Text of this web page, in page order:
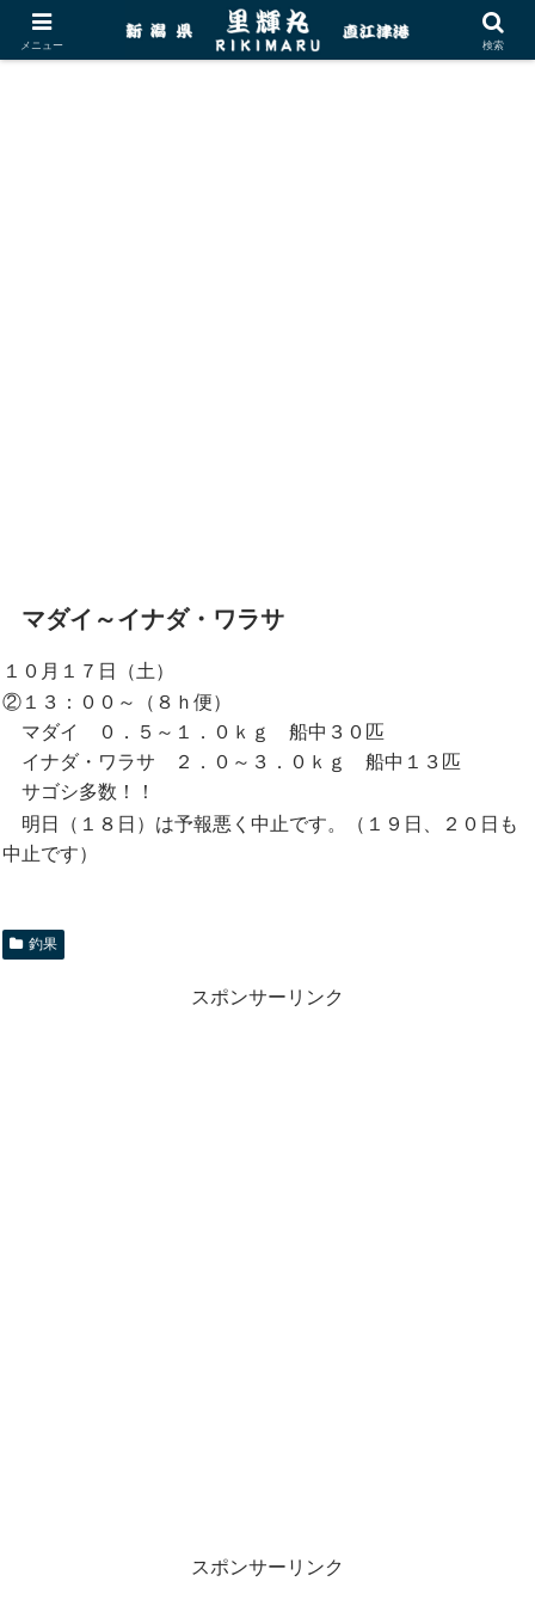
マダイ～イナダ・ワラサ
１０月１７日（土）
②１３：００～（８ｈ便）
マダイ ０．５～１．０ｋｇ 船中３０匹
イナダ・ワラサ ２．０～３．０ｋｇ 船中１３匹
サゴシ多数！！
明日（１８日）は予報悪く中止です。（１９日、２０日も
中止です）
釣果
スポンサーリンク
スポンサーリンク
メニュー 検索